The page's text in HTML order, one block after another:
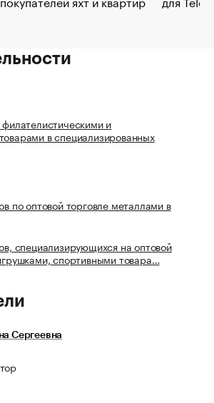
и
в специализированных
по оптовой торговле металлами в
специализирующихся на оптовой
спортивными товара…
Сергеевна